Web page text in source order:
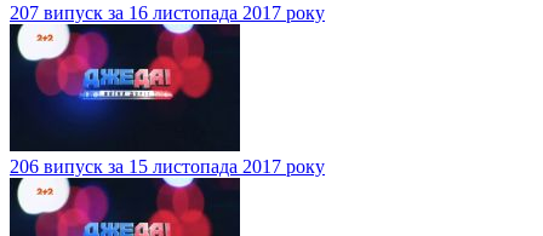
207 випуск за 16 листопада 2017 року
206 випуск за 15 листопада 2017 року